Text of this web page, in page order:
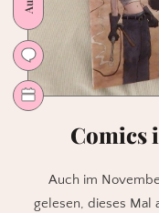
Comics
Auch im
gelesen, dieses Mal